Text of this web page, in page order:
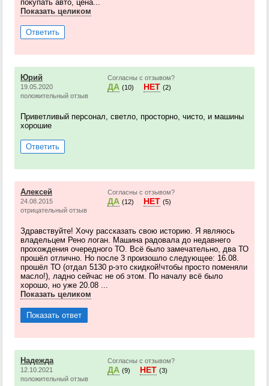
покупать авто, цена...
Показать целиком
Ответить
Юрий
19.05.2020
положительный отзыв
Согласны с отзывом?
ДА (10) НЕТ (2)
Приветливый персонал, светло, просторно, чисто, и машины
хорошие
Ответить
Алексей
24.08.2015
отрицательный отзыв
Согласны с отзывом?
ДА (12) НЕТ (5)
Здравствуйте! Хочу рассказать свою историю. Я являюсь
владельцем Рено логан. Машина радовала до недавнего
прохождения очередного ТО. Всё было замечательно, два ТО
прошёл отлично. Но после 3 произошло следующее: 16.08.
прошёл ТО (отдал 5130 р-это скидкой!чтобы просто поменяли
масло!), ладно сейчас не об этом. По началу всё было
хорошо, но уже 20.08 ...
Показать целиком
Показать ответ
Надежда
12.10.2021
положительный отзыв
Согласны с отзывом?
ДА (9) НЕТ (3)